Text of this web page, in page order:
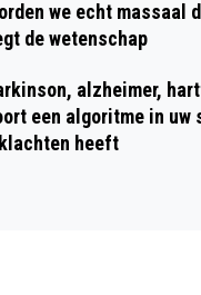
we echt massaal
de wetenschap
alzheimer,
een algoritme in uw
heeft